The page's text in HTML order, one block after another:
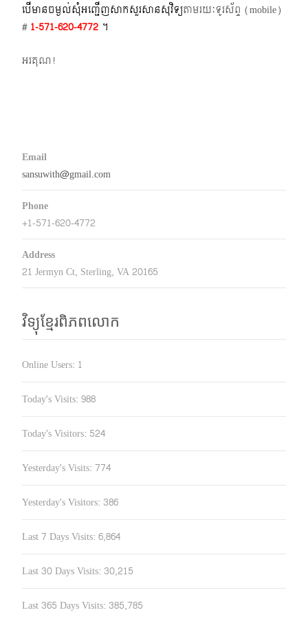
បើមានចម្ងល់​សុំអញ្ជើញសាកសួរសានសុវិទ្យតាមរយៈទូរស័ព្ទ​ (mobile)​
# 1-571-620-4772​ ។
អរគុណ!
Email
sansuwith@gmail.com
Phone
+1-571-620-4772
Address
21 Jermyn Ct, Sterling, VA 20165
វិទ្យុខ្មែរពិភពលោក
Online Users: 1
Today's Visits: 988
Today's Visitors: 524
Yesterday's Visits: 774
Yesterday's Visitors: 386
Last 7 Days Visits: 6,864
Last 30 Days Visits: 30,215
Last 365 Days Visits: 385,785